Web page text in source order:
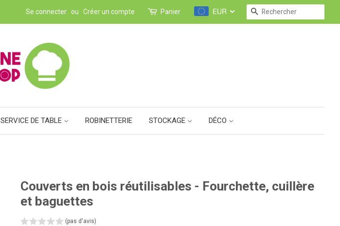
Se connecter ou Créer un compte Panier EUR RECHERCHE
SERVICE DE TABLE ROBINETTERIE STOCKAGE DÉCO
Couverts en bois réutilisables - Fourchette, cuillère
et baguettes
(pas d'avis)